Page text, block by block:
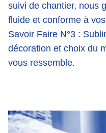
suivi de chantier, nous
fluide et conforme à
Savoir Faire N°3 :
décoration et choix du
vous ressemble.